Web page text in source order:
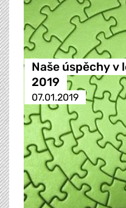
Naše úspěchy v
2019
07.01.2019